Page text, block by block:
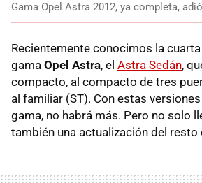
Gama Opel Astra 2012, ya completa,
Recientemente conocimos la
gama Opel Astra, el Astra Sedán,
compacto, al compacto de tres
al familiar (ST). Con estas
gama, no habrá más. Pero no solo
también una actualización del resto